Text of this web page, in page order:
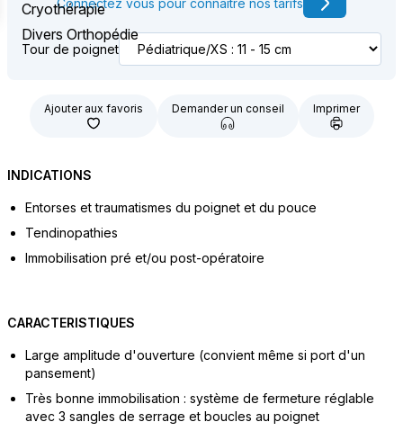
Cryothérapie
Divers Orthopédie
Connectez vous pour connaître nos tarifs
Tour de poignet
Ajouter aux favoris Demander un conseil Imprimer
INDICATIONS
Entorses et traumatismes du poignet et du pouce
Tendinopathies
Immobilisation pré et/ou post-opératoire
CARACTERISTIQUES
Large amplitude d'ouverture (convient même si port d'un
pansement)
Très bonne immobilisation : système de fermeture réglable
avec 3 sangles de serrage et boucles au poignet